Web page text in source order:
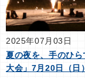
2025年07月03日
夏の夜を、手のひ
大会」7月20日（日